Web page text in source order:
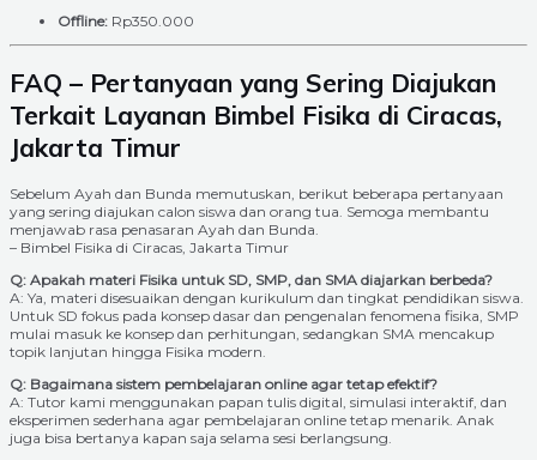
Offline: Rp350.000
FAQ – Pertanyaan yang Sering Diajukan
Terkait Layanan Bimbel Fisika di Ciracas,
Jakarta Timur
Sebelum Ayah dan Bunda memutuskan, berikut beberapa pertanyaan
yang sering diajukan calon siswa dan orang tua. Semoga membantu
menjawab rasa penasaran Ayah dan Bunda.
– Bimbel Fisika di Ciracas, Jakarta Timur
Q: Apakah materi Fisika untuk SD, SMP, dan SMA diajarkan berbeda?
A: Ya, materi disesuaikan dengan kurikulum dan tingkat pendidikan siswa.
Untuk SD fokus pada konsep dasar dan pengenalan fenomena fisika, SMP
mulai masuk ke konsep dan perhitungan, sedangkan SMA mencakup
topik lanjutan hingga Fisika modern.
Q: Bagaimana sistem pembelajaran online agar tetap efektif?
A: Tutor kami menggunakan papan tulis digital, simulasi interaktif, dan
eksperimen sederhana agar pembelajaran online tetap menarik. Anak
juga bisa bertanya kapan saja selama sesi berlangsung.